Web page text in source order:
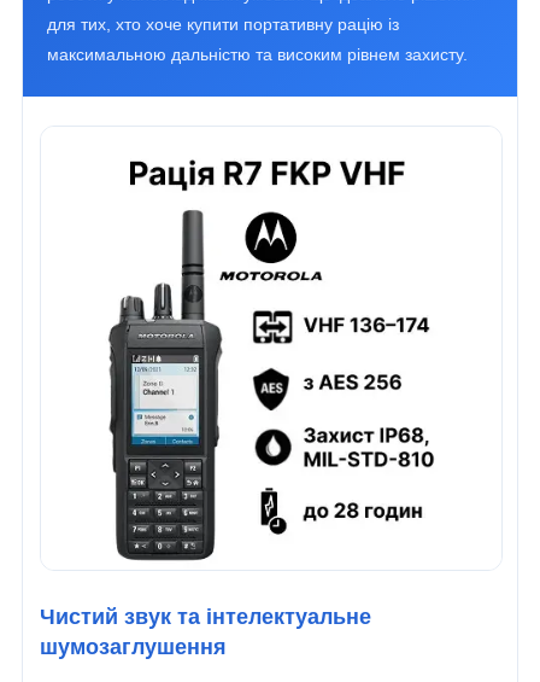
для тих, хто хоче купити портативну рацію із
максимальною дальністю та високим рівнем захисту.
Чистий звук та інтелектуальне
шумозаглушення